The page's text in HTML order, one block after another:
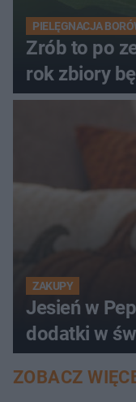
PIELĘGNACJA
Zrób to po
rok zbiory
ZAKUPY
Jesień w
dodatki w
ZOBACZ